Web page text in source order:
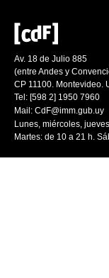
Av. 18 de Julio 885
(entre Andes y
CP 11100. Montevideo.
Tel: [598 2] 1950 7960
Mail: CdF@imm.gub.uy
Lunes, miércoles,
Martes: de 10 a 21 h.